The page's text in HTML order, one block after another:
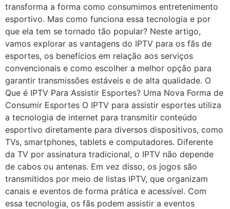
transforma a forma como consumimos entretenimento
esportivo. Mas como funciona essa tecnologia e por
que ela tem se tornado tão popular? Neste artigo,
vamos explorar as vantagens do IPTV para os fãs de
esportes, os benefícios em relação aos serviços
convencionais e como escolher a melhor opção para
garantir transmissões estáveis e de alta qualidade. O
Que é IPTV Para Assistir Esportes? Uma Nova Forma de
Consumir Esportes O IPTV para assistir esportes utiliza
a tecnologia de internet para transmitir conteúdo
esportivo diretamente para diversos dispositivos, como
TVs, smartphones, tablets e computadores. Diferente
da TV por assinatura tradicional, o IPTV não depende
de cabos ou antenas. Em vez disso, os jogos são
transmitidos por meio de listas IPTV, que organizam
canais e eventos de forma prática e acessível. Com
essa tecnologia, os fãs podem assistir a eventos